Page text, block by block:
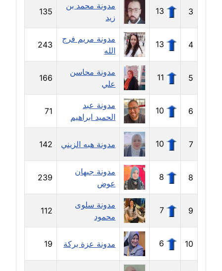
مدونة ايهاب همام
عاملة
مدونة بيان هدية
عاملة
مدونة تامر زيدان
عاملة
مدونة تسنيم فضالي
عاملة
مدونة ثائر دالي
عاملة
مدونة جاد كريم
عاملة
مدونة جلال الخطيب
عاملة
3
13
مدونة محمد بن
زيد
135
4
13
مدونة مريم فرج
الله
243
5
11
مدونة محاسن
علي
166
6
10
مدونة عبد
الحميد ابراهيم
71
7
10 مدونة هبه الزيني 142
8
8
مدونة جيهان
عوض
239
9
7
مدونة سلوى
محمود
112
10
6 مدونة عزة بركة 19